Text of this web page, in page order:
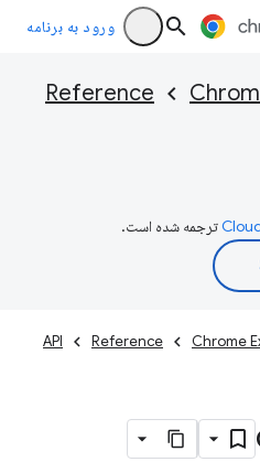
ورود به برنامه
Reference
ترجمه شده است.
Chrome
Reference
API